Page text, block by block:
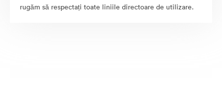
rugăm să respectați toate liniile directoare de utilizare.